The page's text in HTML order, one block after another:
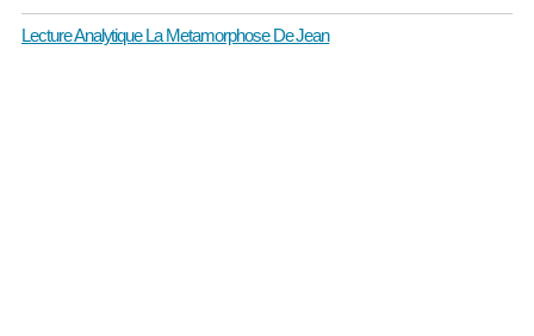
Lecture Analytique La Metamorphose De Jean